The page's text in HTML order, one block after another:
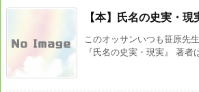
【本】氏名の史実・現
このオッサンいつも笹原先
『氏名の史実・現実』 著者